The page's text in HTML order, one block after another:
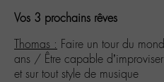
Vos 3 prochains rêves
Thomas : Faire un tour du
ans / Être capable
et sur tout style de musique